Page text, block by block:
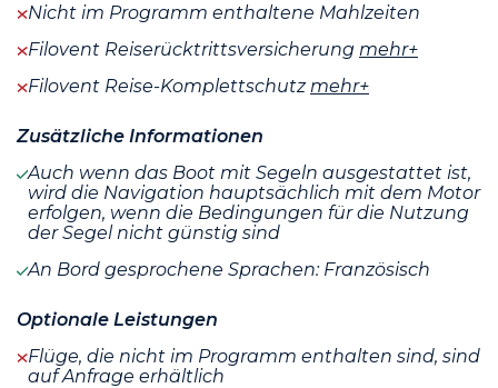
Nicht im Programm enthaltene Mahlzeiten
Filovent Reiserücktrittsversicherung mehr+
Filovent Reise-Komplettschutz mehr+
Zusätzliche Informationen
Auch wenn das Boot mit Segeln ausgestattet ist,
wird die Navigation hauptsächlich mit dem Motor
erfolgen, wenn die Bedingungen für die Nutzung
der Segel nicht günstig sind
An Bord gesprochene Sprachen: Französisch
Optionale Leistungen
Flüge, die nicht im Programm enthalten sind, sind
auf Anfrage erhältlich